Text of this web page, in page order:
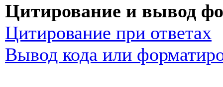
Цитирование и вывод
Цитирование при ответах
Вывод кода или